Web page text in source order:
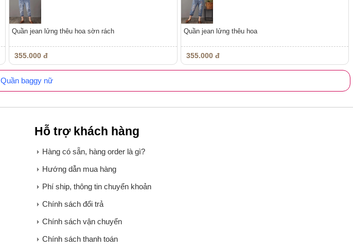
Quần jean lửng thêu hoa sờn rách
355.000 đ
Quần jean lửng thêu hoa
355.000 đ
Quần baggy nữ
Hỗ trợ khách hàng
Hàng có sẵn, hàng order là gì?
Hướng dẫn mua hàng
Phí ship, thông tin chuyển khoản
Chính sách đổi trả
Chính sách vận chuyển
Chính sách thanh toán